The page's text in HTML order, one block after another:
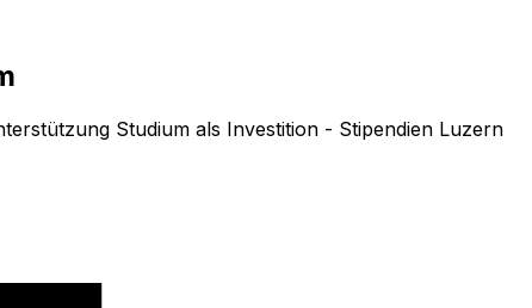
Studium als Investition - Stipendien Luzern